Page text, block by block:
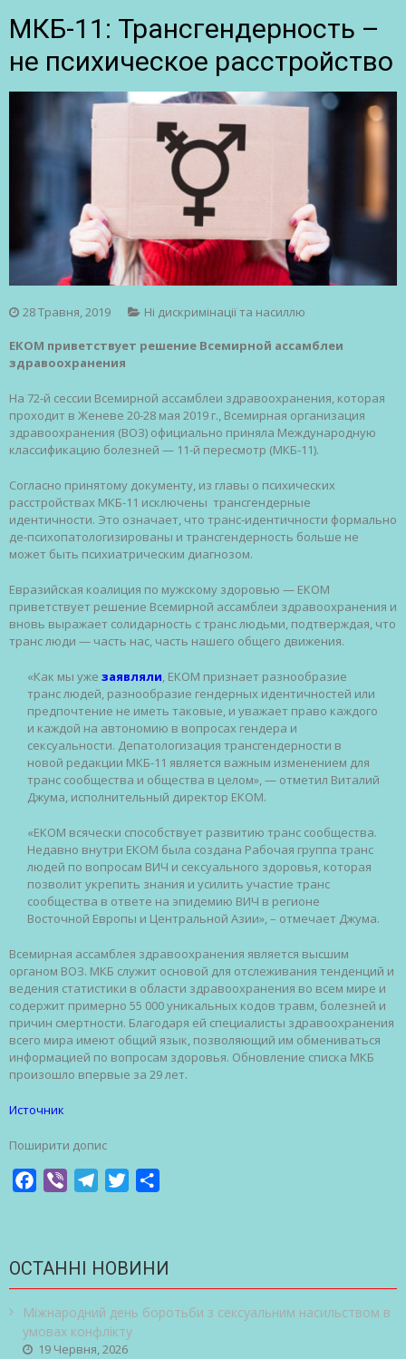
МКБ-11: Трансгендерность –
не психическое расстройство
28 Травня, 2019 Ні дискримінації та насиллю
ЕКОМ приветствует решение Всемирной ассамблеи
здравоохранения
На 72-й сессии Всемирной ассамблеи здравоохранения, которая
проходит в Женеве 20-28 мая 2019 г., Всемирная организация
здравоохранения (ВОЗ) официально приняла Международную
классификацию болезней — 11-й пересмотр (МКБ-11).
Согласно принятому документу, из главы о психических
расстройствах МКБ-11 исключены трансгендерные
идентичности. Это означает, что транс-идентичности формально
де-психопатологизированы и трансгендерность больше не
может быть психиатрическим диагнозом.
Евразийская коалиция по мужскому здоровью — ЕКОМ
приветствует решение Всемирной ассамблеи здравоохранения и
вновь выражает солидарность с транс людьми, подтверждая, что
транс люди — часть нас, часть нашего общего движения.
«Как мы уже заявляли, ЕКОМ признает разнообразие
транс людей, разнообразие гендерных идентичностей или
предпочтение не иметь таковые, и уважает право каждого
и каждой на автономию в вопросах гендера и
сексуальности. Депатологизация трансгендерности в
новой редакции МКБ-11 является важным изменением для
транс сообщества и общества в целом», — отметил Виталий
Джума, исполнительный директор ЕКОМ.
«ЕКОМ всячески способствует развитию транс сообщества.
Недавно внутри ЕКОМ была создана Рабочая группа транс
людей по вопросам ВИЧ и сексуального здоровья, которая
позволит укрепить знания и усилить участие транс
сообщества в ответе на эпидемию ВИЧ в регионе
Восточной Европы и Центральной Азии», – отмечает Джума.
Всемирная ассамблея здравоохранения является высшим
органом ВОЗ. МКБ служит основой для отслеживания тенденций и
ведения статистики в области здравоохранения во всем мире и
содержит примерно 55 000 уникальных кодов травм, болезней и
причин смертности. Благодаря ей специалисты здравоохранения
всего мира имеют общий язык, позволяющий им обмениваться
информацией по вопросам здоровья. Обновление списка МКБ
произошло впервые за 29 лет.
Источник
Поширити допис
Facebook
Viber TelegramTwitter
ОСТАННІ НОВИНИ
Міжнародний день боротьби з сексуальним насильством в
умовах конфлікту
19 Червня, 2026